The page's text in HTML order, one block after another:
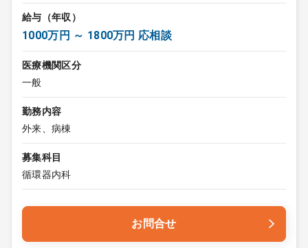
給与（年収）
1000万円 ～ 1800万円 応相談
医療機関区分
一般
勤務内容
外来、病棟
募集科目
循環器内科
お問合せ